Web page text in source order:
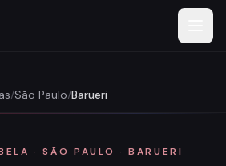
/São Paulo/Barueri
· SÃO PAULO · BARUERI